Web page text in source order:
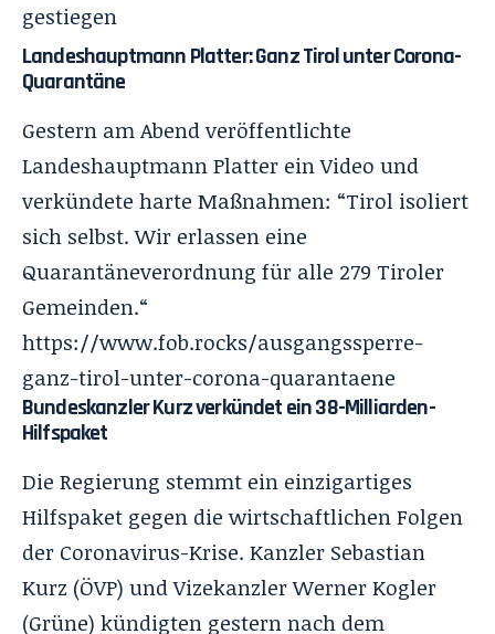
gestiegen
Landeshauptmann Platter: Ganz Tirol unter Corona-
Quarantäne
Gestern am Abend veröffentlichte
Landeshauptmann Platter ein Video und
verkündete harte Maßnahmen: “Tirol isoliert
sich selbst. Wir erlassen eine
Quarantäneverordnung für alle 279 Tiroler
Gemeinden.“
https://www.fob.rocks/ausgangssperre-
ganz-tirol-unter-corona-quarantaene
Bundeskanzler Kurz verkündet ein 38-Milliarden-
Hilfspaket
Die Regierung stemmt ein einzigartiges
Hilfspaket gegen die wirtschaftlichen Folgen
der Coronavirus-Krise. Kanzler Sebastian
Kurz (ÖVP) und Vizekanzler Werner Kogler
(Grüne) kündigten gestern nach dem